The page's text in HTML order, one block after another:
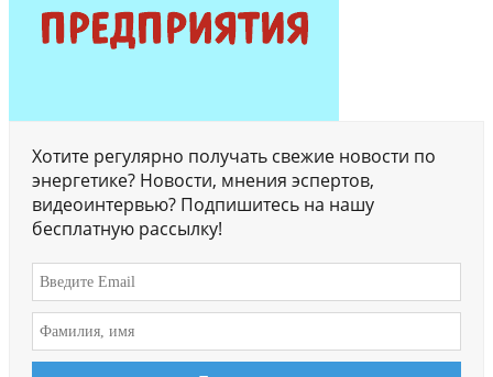
Хотите регулярно получать свежие новости по
энергетике? Новости, мнения эспертов,
видеоинтервью? Подпишитесь на нашу
бесплатную рассылку!